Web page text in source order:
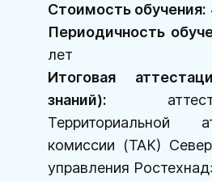
Стоимость обучения:
Периодичность
лет
Итоговая
знаний):
Территориальной
комиссии (ТАК)
управления